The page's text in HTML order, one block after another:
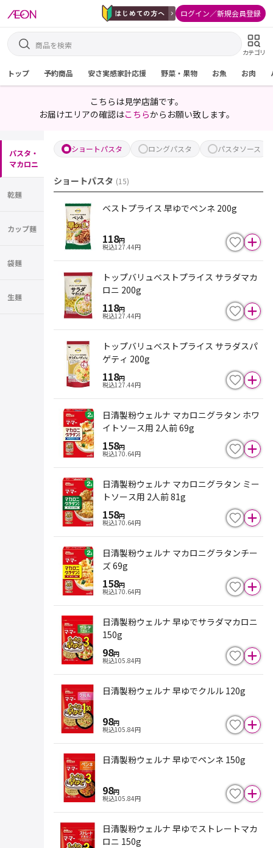
ログイン／新規会員登録
カテゴリ
トップ 予約商品 安さ実感家計応援 野菜・果物 お魚 お肉
こちらは見学店舗です。
お届けエリアの確認はこちらからお願い致します。
パスタ・
マカロニ
乾麺
カップ麺
袋麺
生麺
ショートパスタ ロングパスタ パスタソース
ショートパスタ (15)
ベストプライス 早ゆでペンネ 200g
118円
税込127.44円
トップバリュベストプライス サラダマカ
ロニ 200g
118円
税込127.44円
トップバリュベストプライス サラダスパ
ゲティ 200g
118円
税込127.44円
日清製粉ウェルナ マカロニグラタン ホワ
イトソース用 2人前 69g
158円
税込170.64円
日清製粉ウェルナ マカロニグラタン ミー
トソース用 2人前 81g
158円
税込170.64円
日清製粉ウェルナ マカロニグラタンチー
ズ 69g
158円
税込170.64円
日清製粉ウェルナ 早ゆでサラダマカロニ
150g
98円
税込105.84円
日清製粉ウェルナ 早ゆでクルル 120g
98円
税込105.84円
日清製粉ウェルナ 早ゆでペンネ 150g
98円
税込105.84円
日清製粉ウェルナ 早ゆでストレートマカ
ロニ 150g